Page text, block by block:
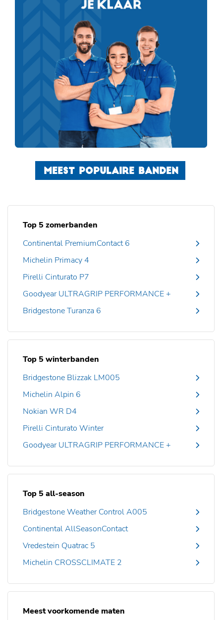
MEEST POPULAIRE BANDEN
Top 5 zomerbanden
Continental PremiumContact 6
Michelin Primacy 4
Pirelli Cinturato P7
Goodyear ULTRAGRIP PERFORMANCE +
Bridgestone Turanza 6
Top 5 winterbanden
Bridgestone Blizzak LM005
Michelin Alpin 6
Nokian WR D4
Pirelli Cinturato Winter
Goodyear ULTRAGRIP PERFORMANCE +
Top 5 all-season
Bridgestone Weather Control A005
Continental AllSeasonContact
Vredestein Quatrac 5
Michelin CROSSCLIMATE 2
Meest voorkomende maten